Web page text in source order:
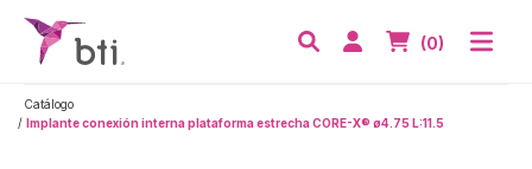
BTI - Human Tecnology
Acceder
Nº de
(0)
Catálogo
Implante conexión interna plataforma estrecha CORE-X® ø4.75 L:11.5